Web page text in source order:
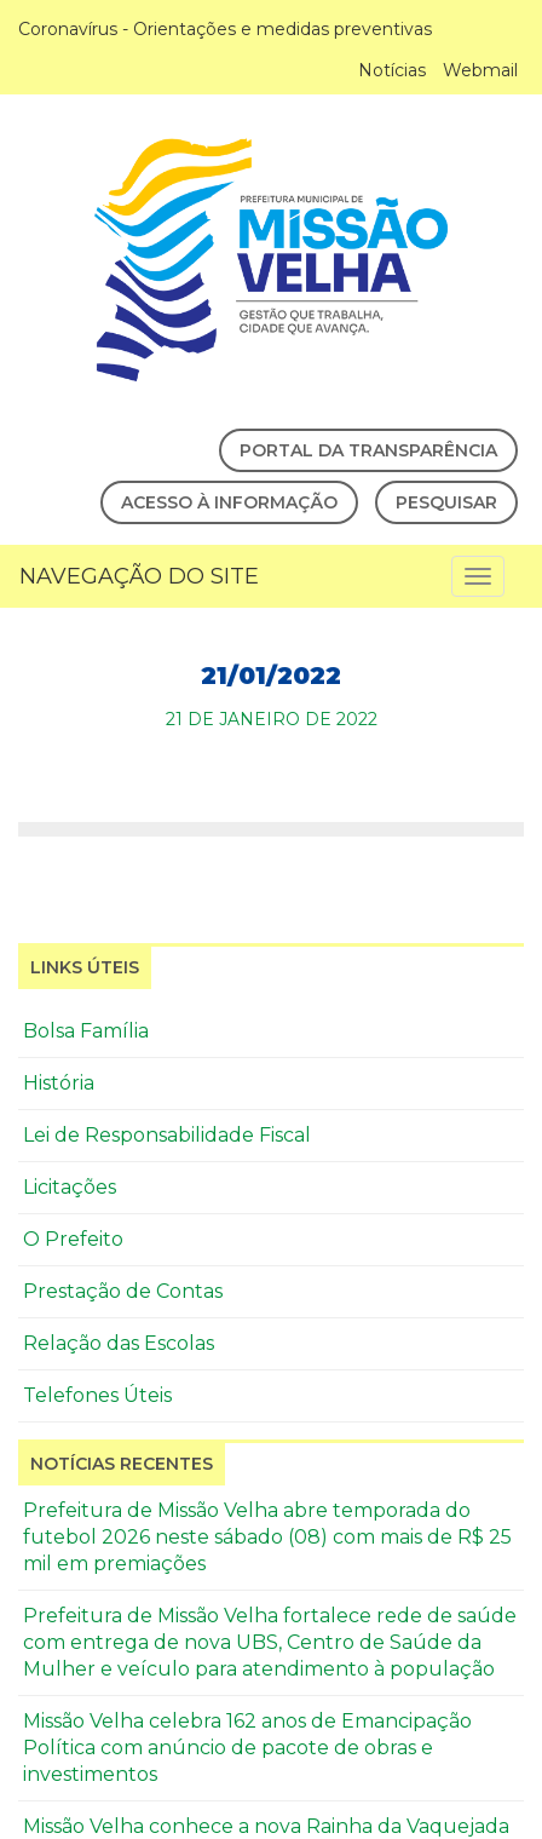
Coronavírus - Orientações e medidas preventivas
Notícias
Webmail
PORTAL DA TRANSPARÊNCIA
ACESSO À INFORMAÇÃO PESQUISAR
NAVEGAÇÃO DO SITE
21/01/2022
21 DE JANEIRO DE 2022
LINKS ÚTEIS
Bolsa Família
História
Lei de Responsabilidade Fiscal
Licitações
O Prefeito
Prestação de Contas
Relação das Escolas
Telefones Úteis
NOTÍCIAS RECENTES
Prefeitura de Missão Velha abre temporada do
futebol 2026 neste sábado (08) com mais de R$ 25
mil em premiações
Prefeitura de Missão Velha fortalece rede de saúde
com entrega de nova UBS, Centro de Saúde da
Mulher e veículo para atendimento à população
Missão Velha celebra 162 anos de Emancipação
Política com anúncio de pacote de obras e
investimentos
Missão Velha conhece a nova Rainha da Vaquejada